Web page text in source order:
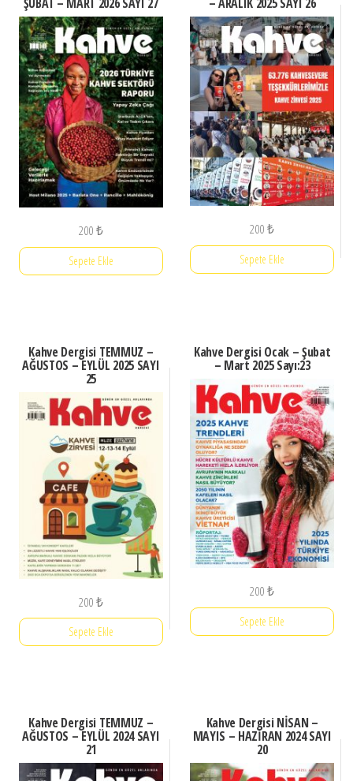
200₺
Sepete Ekle
200₺
Sepete Ekle
Kahve Dergisi TEMMUZ –
AĞUSTOS – EYLÜL 2025 SAYI
25
200₺
Sepete Ekle
Kahve Dergisi Ocak – Şubat
– Mart 2025 Sayı:23
200₺
Sepete Ekle
Kahve Dergisi TEMMUZ –
AĞUSTOS – EYLÜL 2024 SAYI
21
Kahve Dergisi NİSAN –
MAYIS – HAZİRAN 2024 SAYI
20